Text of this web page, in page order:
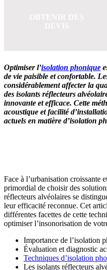
Optimiser l’isolation phonique
de vie paisible et confortable.
considérablement affecter la
des isolants réflecteurs
innovante et efficace. Cette
acoustique et facilité
actuels en matière d’isolation
Face à l’urbanisation croissante
primordial de choisir des
réflecteurs alvéolaires se
leur efficacité reconnue. Cet
différentes facettes de cette
optimiser l’insonorisation de
Importance de l’isolation
Évaluation et diagnostic
Techniques d’isolation
Les isolants réflecteurs